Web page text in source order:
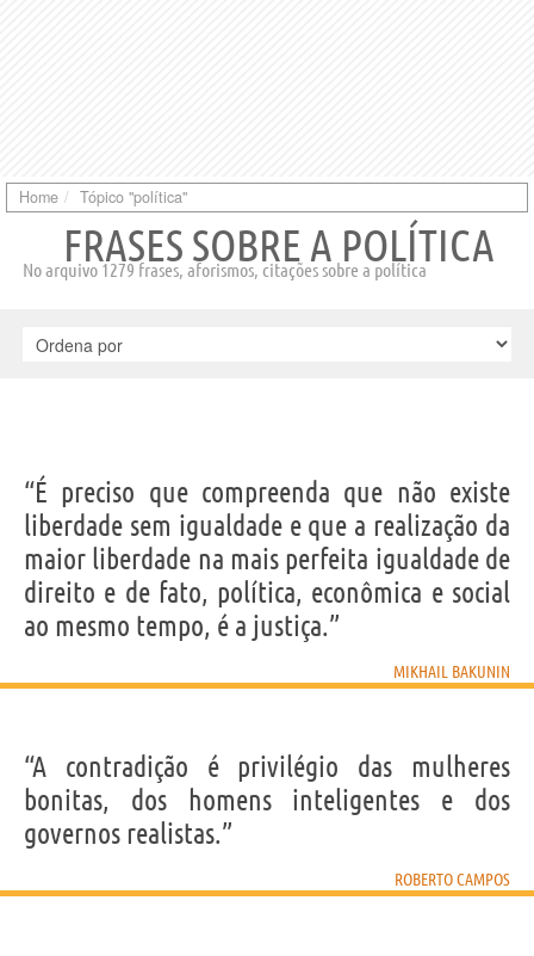
Home Tópico "política"
FRASES SOBRE A POLÍTICA
No arquivo 1279 frases, aforismos, citações sobre a política
“É preciso que compreenda que não existe
liberdade sem igualdade e que a realização da
maior liberdade na mais perfeita igualdade de
direito e de fato, política, econômica e social
ao mesmo tempo, é a justiça.”
MIKHAIL BAKUNIN
“A contradição é privilégio das mulheres
bonitas, dos homens inteligentes e dos
governos realistas.”
ROBERTO CAMPOS